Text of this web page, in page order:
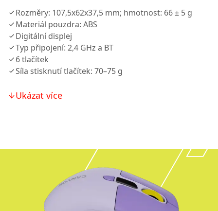
Rozměry: 107,5x62x37,5 mm; hmotnost: 66 ± 5 g
Materiál pouzdra: ABS
Digitální displej
Typ připojení: 2,4 GHz a BT
6 tlačítek
Síla stisknutí tlačítek: 70–75 g
Ukázat více